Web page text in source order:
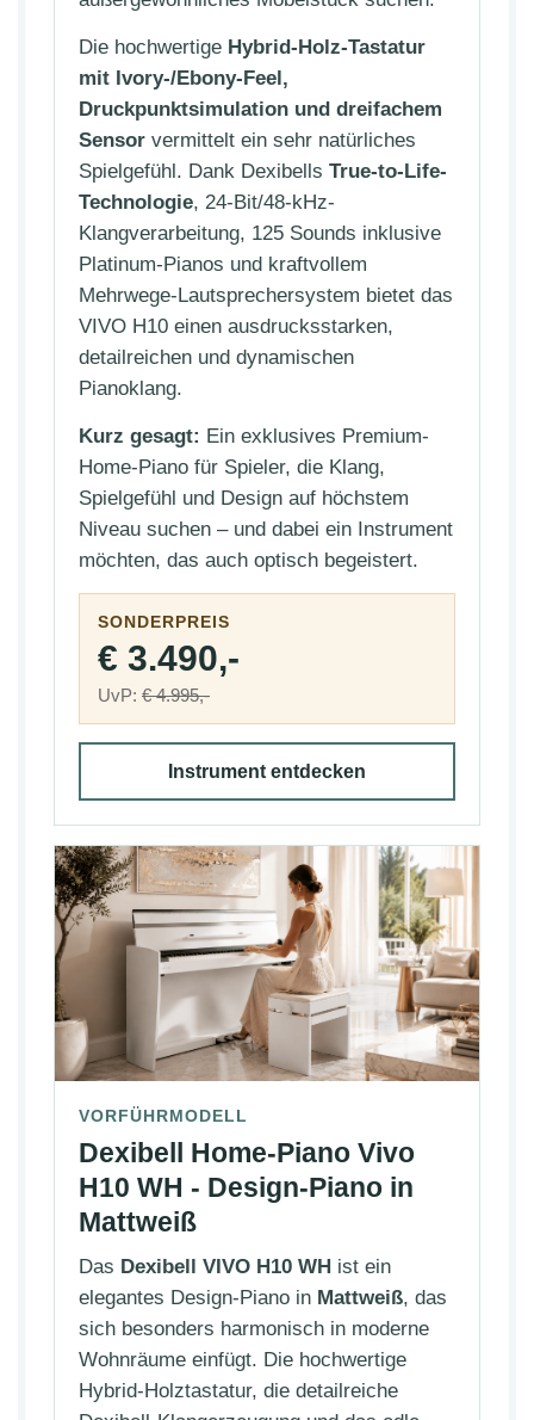
Die hochwertige Hybrid-Holz-Tastatur
mit Ivory-/Ebony-Feel,
Druckpunktsimulation und dreifachem
Sensor vermittelt ein sehr natürliches
Spielgefühl. Dank Dexibells True-to-Life-
Technologie, 24-Bit/48-kHz-
Klangverarbeitung, 125 Sounds inklusive
Platinum-Pianos und kraftvollem
Mehrwege-Lautsprechersystem bietet das
VIVO H10 einen ausdrucksstarken,
detailreichen und dynamischen
Pianoklang.
Kurz gesagt: Ein exklusives Premium-
Home-Piano für Spieler, die Klang,
Spielgefühl und Design auf höchstem
Niveau suchen – und dabei ein Instrument
möchten, das auch optisch begeistert.
SONDERPREIS
€ 3.490,-
UvP: € 4.995,-
Instrument entdecken
VORFÜHRMODELL
Dexibell Home-Piano Vivo
H10 WH - Design-Piano in
Mattweiß
Das Dexibell VIVO H10 WH ist ein
elegantes Design-Piano in Mattweiß, das
sich besonders harmonisch in moderne
Wohnräume einfügt. Die hochwertige
Hybrid-Holztastatur, die detailreiche